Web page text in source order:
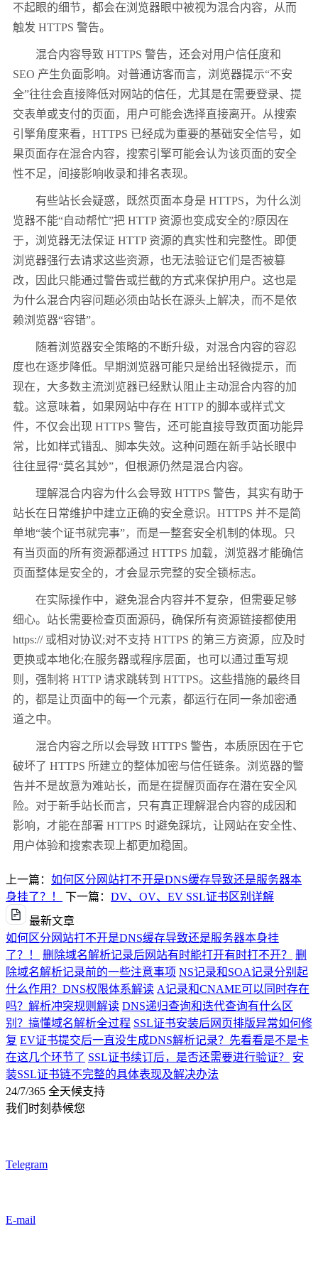
不起眼的细节，都会在浏览器眼中被视为混合内容，从而
触发 HTTPS 警告。
混合内容导致 HTTPS 警告，还会对用户信任度和
SEO 产生负面影响。对普通访客而言，浏览器提示“不安
全”往往会直接降低对网站的信任，尤其是在需要登录、提
交表单或支付的页面，用户可能会选择直接离开。从搜索
引擎角度来看，HTTPS 已经成为重要的基础安全信号，如
果页面存在混合内容，搜索引擎可能会认为该页面的安全
性不足，间接影响收录和排名表现。
有些站长会疑惑，既然页面本身是 HTTPS，为什么浏
览器不能“自动帮忙”把 HTTP 资源也变成安全的?原因在
于，浏览器无法保证 HTTP 资源的真实性和完整性。即便
浏览器强行去请求这些资源，也无法验证它们是否被篡
改，因此只能通过警告或拦截的方式来保护用户。这也是
为什么混合内容问题必须由站长在源头上解决，而不是依
赖浏览器“容错”。
随着浏览器安全策略的不断升级，对混合内容的容忍
度也在逐步降低。早期浏览器可能只是给出轻微提示，而
现在，大多数主流浏览器已经默认阻止主动混合内容的加
载。这意味着，如果网站中存在 HTTP 的脚本或样式文
件，不仅会出现 HTTPS 警告，还可能直接导致页面功能异
常，比如样式错乱、脚本失效。这种问题在新手站长眼中
往往显得“莫名其妙”，但根源仍然是混合内容。
理解混合内容为什么会导致 HTTPS 警告，其实有助于
站长在日常维护中建立正确的安全意识。HTTPS 并不是简
单地“装个证书就完事”，而是一整套安全机制的体现。只
有当页面的所有资源都通过 HTTPS 加载，浏览器才能确信
页面整体是安全的，才会显示完整的安全锁标志。
在实际操作中，避免混合内容并不复杂，但需要足够
细心。站长需要检查页面源码，确保所有资源链接都使用
https:// 或相对协议;对不支持 HTTPS 的第三方资源，应及时
更换或本地化;在服务器或程序层面，也可以通过重写规
则，强制将 HTTP 请求跳转到 HTTPS。这些措施的最终目
的，都是让页面中的每一个元素，都运行在同一条加密通
道之中。
混合内容之所以会导致 HTTPS 警告，本质原因在于它
破坏了 HTTPS 所建立的整体加密与信任链条。浏览器的警
告并不是故意为难站长，而是在提醒页面存在潜在安全风
险。对于新手站长而言，只有真正理解混合内容的成因和
影响，才能在部署 HTTPS 时避免踩坑，让网站在安全性、
用户体验和搜索表现上都更加稳固。
上一篇： 如何区分网站打不开是DNS缓存导致还是服务器本
身挂了？！
下一篇： DV、OV、EV SSL证书区别详解
最新文章
如何区分网站打不开是DNS缓存导致还是服务器本身挂
了？！
删除域名解析记录后网站有时能打开有时打不开？
删
除域名解析记录前的一些注意事项 NS记录和SOA记录分别起
什么作用？DNS权限体系解读 A记录和CNAME可以同时存在
吗？解析冲突规则解读 DNS递归查询和迭代查询有什么区
别？搞懂域名解析全过程 SSL证书安装后网页排版异常如何修
复 EV证书提交后一直没生成DNS解析记录？先看看是不是卡
在这几个环节了 SSL证书续订后，是否还需要进行验证？
安
装SSL证书链不完整的具体表现及解决办法
24/7/365 全天候支持
我们时刻恭候您
Telegram
E-mail